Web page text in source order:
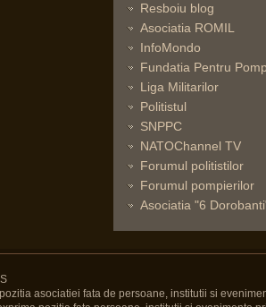
Resboiu blog
Asociatia ROMIL
InfoMondo
Fundatia Pentru
Liga Militarilor
Politistul
SNPPC
NATOChannel TV
Forumul politistilor
Forumul pompierilor
Asociatia "6
asociatiei fata de persoane, institutii si